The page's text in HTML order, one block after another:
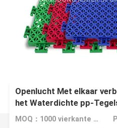
Openlucht Met elkaar
het Waterdichte pp-
vloeren
MOQ：1000 vierkante meter